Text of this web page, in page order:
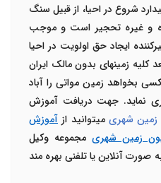
شروع در احیا، از قبیل سنگ
و غیره تحجیر است و موجب
ایجاد حق اولویت در احیا
البته از سال 1366 به بعد کلیه زمین­های بدون مالک ایران
بخواهد زمین مواتی را آباد
نماید. جهت دریافت آموزش
زمین شهریمی­توانید از آموزش
زمین شهری مجموعه وکیل
صورت آنلاین یا تلفنی بهره مند